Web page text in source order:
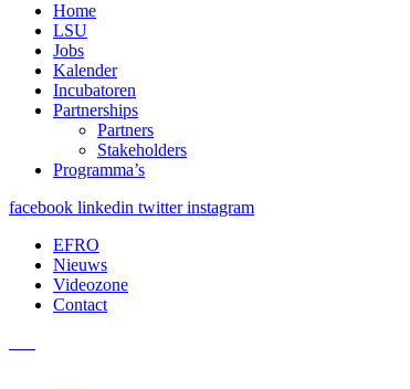
Home
LSU
Jobs
Kalender
Incubatoren
Partnerships
Partners
Stakeholders
Programma’s
facebook linkedin twitterinstagram
EFRO
Nieuws
Videozone
Contact